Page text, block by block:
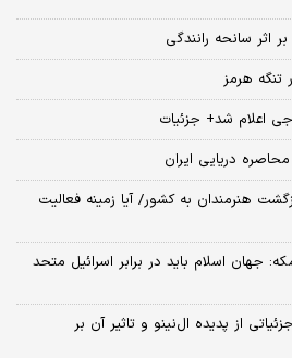
اثر سانحه رانندگی
تنگه هرمز
اعلام شد+ جزئیات
دریایی ایران
هنرمندان به کشور/ آیا زمینه فعالیت
جهان اسلام باید در برابر اسرائیل متحد
از پدیده ال‌نینو و تاثیر آن بر